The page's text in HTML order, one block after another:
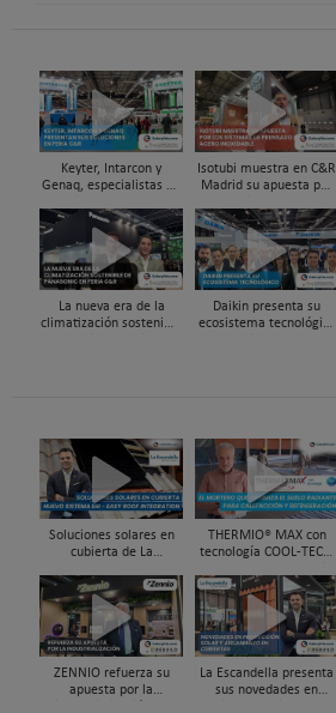
Keyter, Intarcon y
Genaq, especialistas en
alta eficiencia en Feria
C&R 2025
Isotubi muestra en C&R
Madrid su apuesta por
prensado en acero
inoxidable
La nueva era de la
climatización sostenible
Daikin presenta su
ecosistema tecnológico
Soluciones solares en
cubierta de La
Sistema ERI, Easy Roof
Integration
THERMIO® MAX con
tecnología COOL-TEC®,
el suelo radiante -
refrescante
ZENNIO refuerza su
apuesta por la
La Escandella presenta
sus novedades en